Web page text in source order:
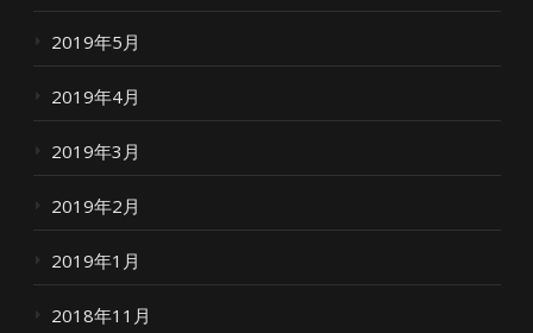
2019年5月
2019年4月
2019年3月
2019年2月
2019年1月
2018年11月